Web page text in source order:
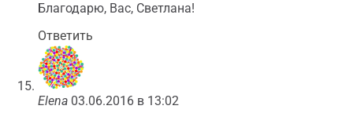
Благодарю, Вас, Светлана!
Ответить
Elena 03.06.2016 в 13:02